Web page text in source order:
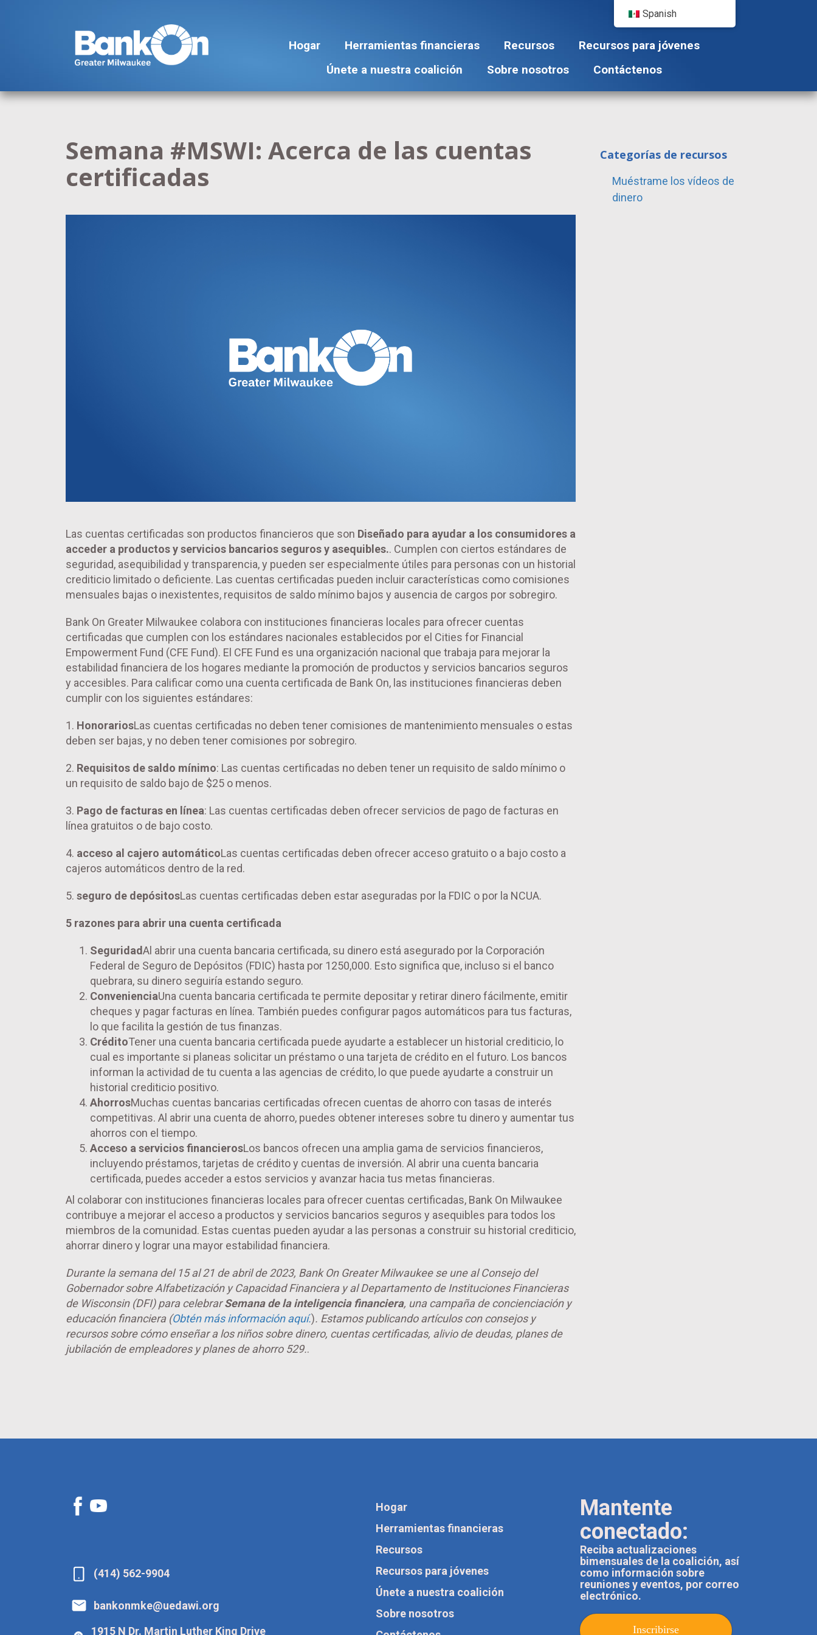
Hogar Herramientas financieras Recursos
Recursos para jóvenes
Únete a nuestra coalición
Sobre nosotros Contáctenos
Semana #MSWI: Acerca de las cuentas
certificadas
Las cuentas certificadas son productos financieros que son Diseñado para ayudar a los consumidores a
acceder a productos y servicios bancarios seguros y asequibles.. Cumplen con ciertos estándares de
seguridad, asequibilidad y transparencia, y pueden ser especialmente útiles para personas con un historial
crediticio limitado o deficiente. Las cuentas certificadas pueden incluir características como comisiones
mensuales bajas o inexistentes, requisitos de saldo mínimo bajos y ausencia de cargos por sobregiro.
Bank On Greater Milwaukee colabora con instituciones financieras locales para ofrecer cuentas
certificadas que cumplen con los estándares nacionales establecidos por el Cities for Financial
Empowerment Fund (CFE Fund). El CFE Fund es una organización nacional que trabaja para mejorar la
estabilidad financiera de los hogares mediante la promoción de productos y servicios bancarios seguros
y accesibles. Para calificar como una cuenta certificada de Bank On, las instituciones financieras deben
cumplir con los siguientes estándares:
1. HonorariosLas cuentas certificadas no deben tener comisiones de mantenimiento mensuales o estas
deben ser bajas, y no deben tener comisiones por sobregiro.
2. Requisitos de saldo mínimo: Las cuentas certificadas no deben tener un requisito de saldo mínimo o
un requisito de saldo bajo de $25 o menos.
3. Pago de facturas en línea: Las cuentas certificadas deben ofrecer servicios de pago de facturas en
línea gratuitos o de bajo costo.
4. acceso al cajero automáticoLas cuentas certificadas deben ofrecer acceso gratuito o a bajo costo a
cajeros automáticos dentro de la red.
5. seguro de depósitosLas cuentas certificadas deben estar aseguradas por la FDIC o por la NCUA.
5 razones para abrir una cuenta certificada
SeguridadAl abrir una cuenta bancaria certificada, su dinero está asegurado por la Corporación
Federal de Seguro de Depósitos (FDIC) hasta por 1250,000. Esto significa que, incluso si el banco
quebrara, su dinero seguiría estando seguro.
ConvenienciaUna cuenta bancaria certificada te permite depositar y retirar dinero fácilmente, emitir
cheques y pagar facturas en línea. También puedes configurar pagos automáticos para tus facturas,
lo que facilita la gestión de tus finanzas.
CréditoTener una cuenta bancaria certificada puede ayudarte a establecer un historial crediticio, lo
cual es importante si planeas solicitar un préstamo o una tarjeta de crédito en el futuro. Los bancos
informan la actividad de tu cuenta a las agencias de crédito, lo que puede ayudarte a construir un
historial crediticio positivo.
AhorrosMuchas cuentas bancarias certificadas ofrecen cuentas de ahorro con tasas de interés
competitivas. Al abrir una cuenta de ahorro, puedes obtener intereses sobre tu dinero y aumentar tus
ahorros con el tiempo.
Acceso a servicios financierosLos bancos ofrecen una amplia gama de servicios financieros,
incluyendo préstamos, tarjetas de crédito y cuentas de inversión. Al abrir una cuenta bancaria
certificada, puedes acceder a estos servicios y avanzar hacia tus metas financieras.
Al colaborar con instituciones financieras locales para ofrecer cuentas certificadas, Bank On Milwaukee
contribuye a mejorar el acceso a productos y servicios bancarios seguros y asequibles para todos los
miembros de la comunidad. Estas cuentas pueden ayudar a las personas a construir su historial crediticio,
ahorrar dinero y lograr una mayor estabilidad financiera.
Durante la semana del 15 al 21 de abril de 2023, Bank On Greater Milwaukee se une al Consejo del
Gobernador sobre Alfabetización y Capacidad Financiera y al Departamento de Instituciones Financieras
de Wisconsin (DFI) para celebrarSemana de la inteligencia financiera, una campaña de concienciación y
educación financiera (Obtén más información aquí.). Estamos publicando artículos con consejos y
recursos sobre cómo enseñar a los niños sobre dinero, cuentas certificadas, alivio de deudas, planes de
jubilación de empleadores y planes de ahorro 529..
Categorías de recursos
Muéstrame los vídeos de
dinero
(414) 562-9904
bankonmke@uedawi.org
1915 N Dr. Martin Luther King Drive
Hogar
Herramientas financieras
Recursos
Recursos para jóvenes
Únete a nuestra coalición
Sobre nosotros
Mantente
conectado:
Reciba actualizaciones
bimensuales de la coalición, así
como información sobre
reuniones y eventos, por correo
electrónico.
Inscribirse
Spanish